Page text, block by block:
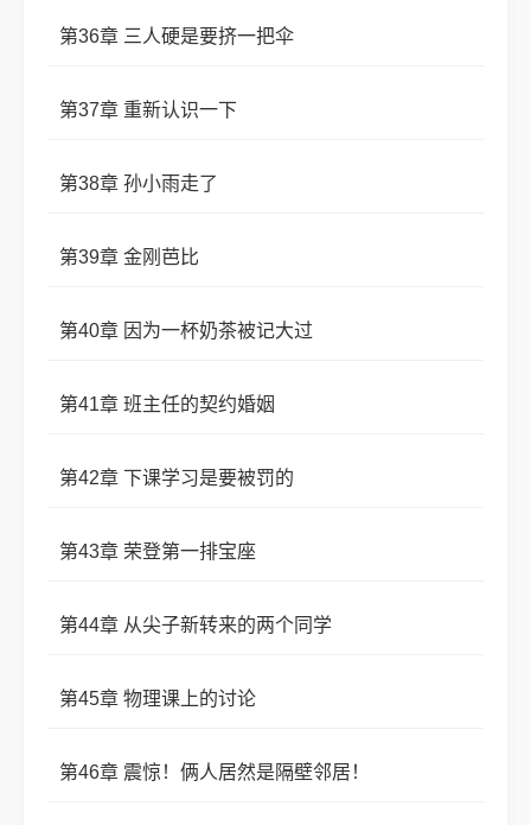
第36章 三人硬是要挤一把伞
第37章 重新认识一下
第38章 孙小雨走了
第39章 金刚芭比
第40章 因为一杯奶茶被记大过
第41章 班主任的契约婚姻
第42章 下课学习是要被罚的
第43章 荣登第一排宝座
第44章 从尖子新转来的两个同学
第45章 物理课上的讨论
第46章 震惊！俩人居然是隔壁邻居！